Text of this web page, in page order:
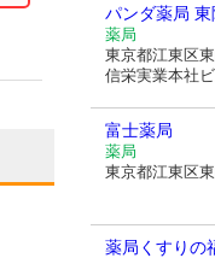
パンダ薬局
薬局
東京都江東区
信栄実業本社
富士薬局
薬局
東京都江東区
薬局くすりの